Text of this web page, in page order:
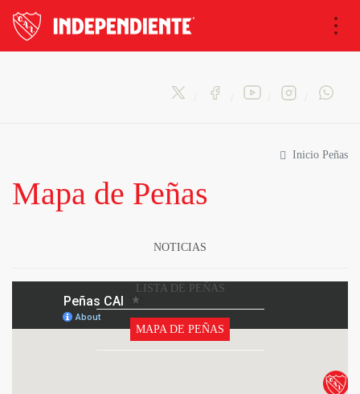
Inicio Peñas
Mapa de Peñas
NOTICIAS
LISTA DE PEÑAS
MAPA DE PEÑAS